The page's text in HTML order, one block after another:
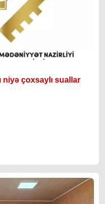
niyə çoxsaylı suallar